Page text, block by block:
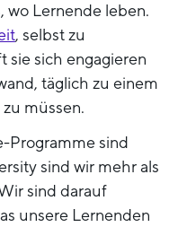
wo Lernende leben.
, selbst zu
sie sich engagieren
täglich zu einem
müssen.
Programme sind
sind wir mehr als
sind darauf
unsere Lernenden